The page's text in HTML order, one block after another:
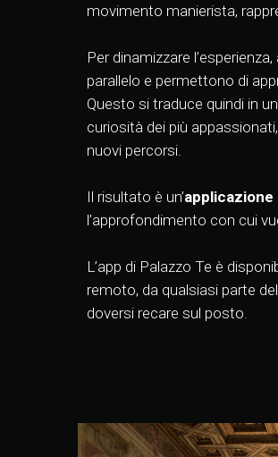
movimento manierista,
Per dinamizzare
parallelo e permettono di
Questo si traduce quindi in
curiosità dei più
nuovi percorsi.
Il risultato è un’
l’approfondimento con cui
L’app di Palazzo Te è
remoto, da qualsiasi parte
doversi recare sul posto.